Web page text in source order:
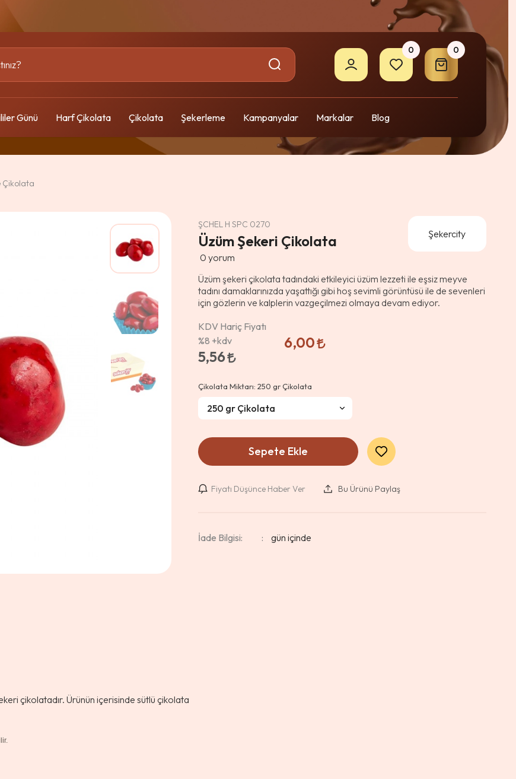
0 0
Günü Harf Çikolata Çikolata Şekerleme Kampanyalar Markalar Blog
Çikolata
ŞCHEL H SPC 0270
Üzüm Şekeri Çikolata
0 yorum
Şekercity
Üzüm şekeri çikolata tadındaki etkileyici üzüm lezzeti ile eşsiz meyve
tadını damaklarınızda yaşattığı gibi hoş sevimli görüntüsü ile de sevenleri
için gözlerin ve kalplerin vazgeçilmezi olmaya devam ediyor.
KDV Hariç Fiyatı
%8 +kdv
5,56
6,00
Çikolata Miktarı:250 gr Çikolata
Sepete Ekle
Fiyatı Düşünce Haber Ver Bu Ürünü Paylaş
İade Bilgisi:
çikolatadır. Ürünün içerisinde sütlü çikolata